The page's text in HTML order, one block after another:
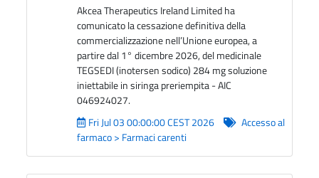
Akcea Therapeutics Ireland Limited ha
comunicato la cessazione definitiva della
commercializzazione nell’Unione europea, a
partire dal 1° dicembre 2026, del medicinale
TEGSEDI (inotersen sodico) 284 mg soluzione
iniettabile in siringa preriempita - AIC
046924027.
Fri Jul 03 00:00:00 CEST 2026
Accesso al
farmaco > Farmaci carenti